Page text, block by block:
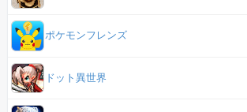
ポケモンフレンズ
ドット異世界